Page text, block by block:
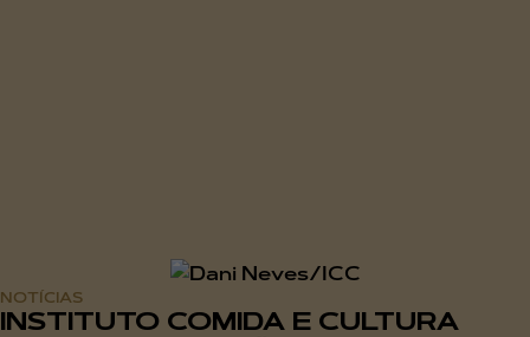
NOTÍCIAS
INSTITUTO COMIDA E CULTURA